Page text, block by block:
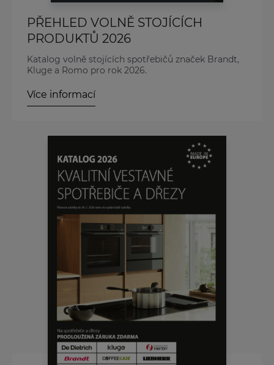
PŘEHLED VOLNĚ STOJÍCÍCH
PRODUKTŮ 2026
Katalog volně stojících spotřebičů značek Brandt,
Kluge a Romo pro rok 2026.
Více informací